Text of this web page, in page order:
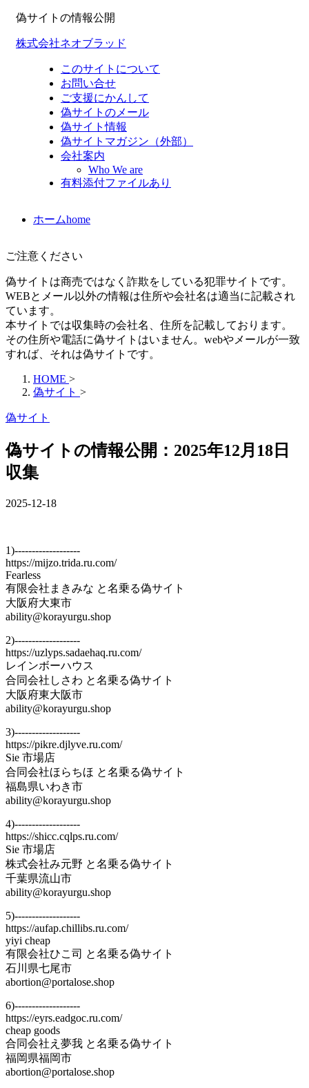
偽サイトの情報公開
株式会社ネオブラッド
このサイトについて
お問い合せ
ご支援にかんして
偽サイトのメール
偽サイト情報
偽サイトマガジン（外部）
会社案内
Who We are
有料添付ファイルあり
ホームhome
ご注意ください
偽サイトは商売ではなく詐欺をしている犯罪サイトです。
WEBとメール以外の情報は住所や会社名は適当に記載され
ています。
本サイトでは収集時の会社名、住所を記載しております。
その住所や電話に偽サイトはいません。webやメールが一致
すれば、それは偽サイトです。
HOME >
偽サイト >
偽サイト
偽サイトの情報公開：2025年12月18日
収集
2025-12-18
1)-------------------
https://mijzo.trida.ru.com/
Fearless
有限会社まきみな と名乗る偽サイト
大阪府大東市
ability@korayurgu.shop
2)-------------------
https://uzlyps.sadaehaq.ru.com/
レインボーハウス
合同会社しさわ と名乗る偽サイト
大阪府東大阪市
ability@korayurgu.shop
3)-------------------
https://pikre.djlyve.ru.com/
Sie 市場店
合同会社ほらちほ と名乗る偽サイト
福島県いわき市
ability@korayurgu.shop
4)-------------------
https://shicc.cqlps.ru.com/
Sie 市場店
株式会社み元野 と名乗る偽サイト
千葉県流山市
ability@korayurgu.shop
5)-------------------
https://aufap.chillibs.ru.com/
yiyi cheap
有限会社ひこ司 と名乗る偽サイト
石川県七尾市
abortion@portalose.shop
6)-------------------
https://eyrs.eadgoc.ru.com/
cheap goods
合同会社え夢我 と名乗る偽サイト
福岡県福岡市
abortion@portalose.shop